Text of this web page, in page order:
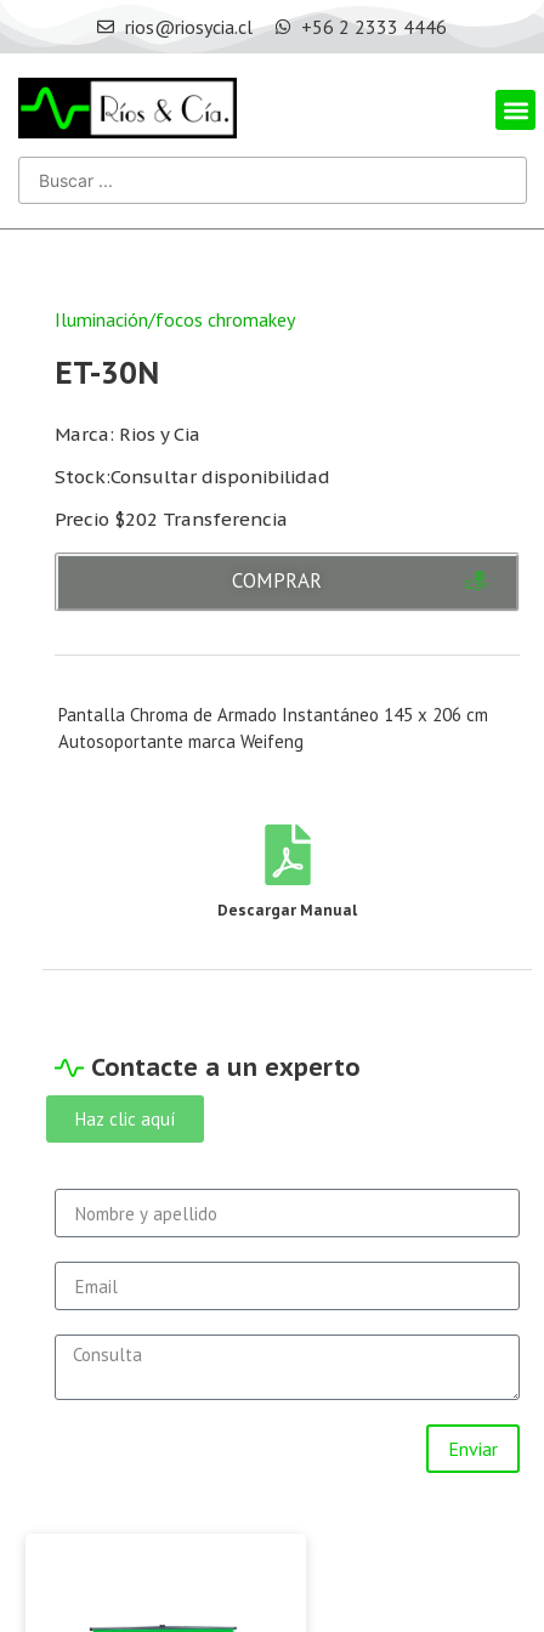
rios@riosycia.cl +56 2 2333 4446
Iluminación/focos chromakey
ET-30N
Marca: Rios y Cia
Stock:Consultar disponibilidad
Precio $202 Transferencia
COMPRAR
Pantalla Chroma de Armado Instantáneo 145 x 206 cm
Autosoportante marca Weifeng
Descargar Manual
Contacte a un experto
Haz clic aquí
Enviar